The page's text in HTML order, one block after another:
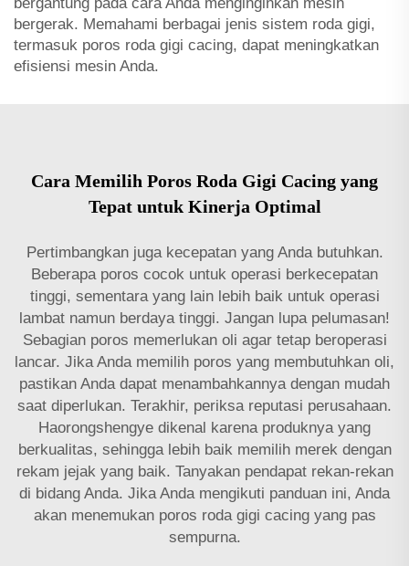
bergerak. Memahami berbagai jenis sistem roda gigi,
termasuk poros roda gigi cacing, dapat meningkatkan
efisiensi mesin Anda.
Cara Memilih Poros Roda Gigi Cacing yang
Tepat untuk Kinerja Optimal
Pertimbangkan juga kecepatan yang Anda butuhkan.
Beberapa poros cocok untuk operasi berkecepatan
tinggi, sementara yang lain lebih baik untuk operasi
lambat namun berdaya tinggi. Jangan lupa pelumasan!
Sebagian poros memerlukan oli agar tetap beroperasi
lancar. Jika Anda memilih poros yang membutuhkan oli,
pastikan Anda dapat menambahkannya dengan mudah
saat diperlukan. Terakhir, periksa reputasi perusahaan.
Haorongshengye dikenal karena produknya yang
berkualitas, sehingga lebih baik memilih merek dengan
rekam jejak yang baik. Tanyakan pendapat rekan-rekan
di bidang Anda. Jika Anda mengikuti panduan ini, Anda
akan menemukan poros roda gigi cacing yang pas
sempurna.